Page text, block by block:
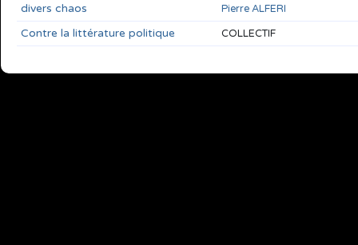
divers chaos Pierre ALFERI
Contre la littérature politique COLLECTIF